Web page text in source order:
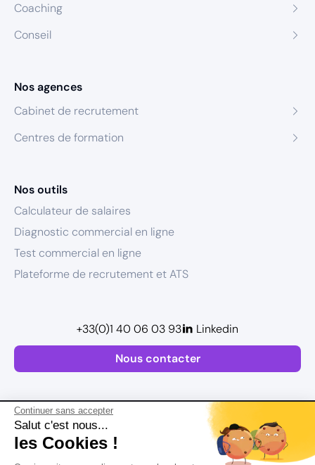
Continuer sans accepter
Salut c'est nous...
les Cookies !
Coaching
Conseil
Nos agences
Cabinet de recrutement
Centres de formation
Nos outils
Calculateur de salaires
Diagnostic commercial en ligne
Test commercial en ligne
Plateforme de recrutement et ATS
Nous contacter
+33(0)1 40 06 03 93 Linkedin